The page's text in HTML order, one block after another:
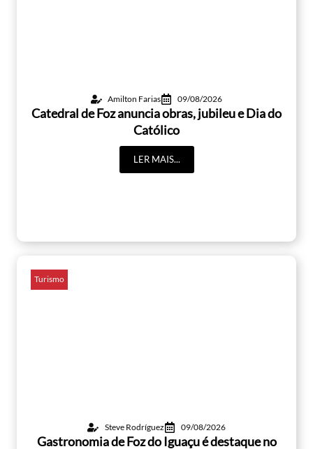
Amilton Farias 09/08/2026
Catedral de Foz anuncia obras, jubileu e Dia do
Católico
LER MAIS...
Turismo
Steve Rodríguez 09/08/2026
Gastronomia de Foz do Iguaçu é destaque no